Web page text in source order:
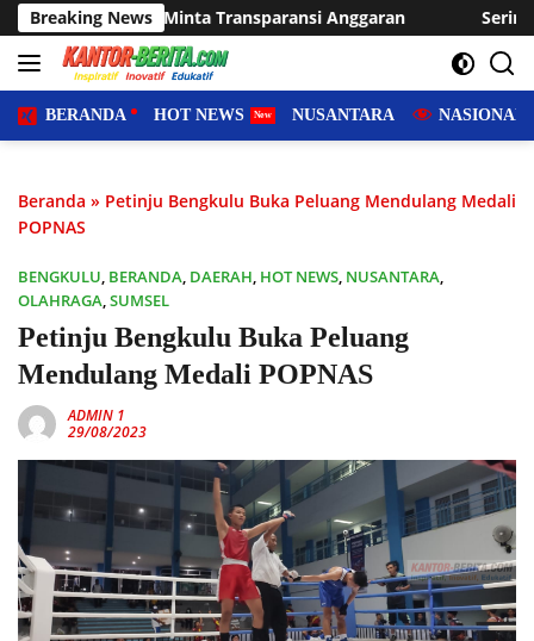
Langsung
ke
konten
Breaking News
Transparansi Anggaran Sering Dilanda Genangan,
BERANDA HOT NEWS NUSANTARA NASIONAL
Beranda » Petinju Bengkulu Buka Peluang Mendulang Medali
POPNAS
BENGKULU, BERANDA, DAERAH, HOT NEWS, NUSANTARA,
OLAHRAGA,SUMSEL
Petinju Bengkulu Buka Peluang
Mendulang Medali POPNAS
ADMIN 1
29/08/2023